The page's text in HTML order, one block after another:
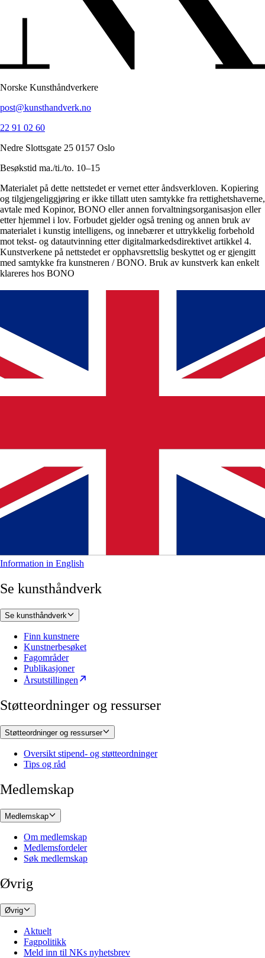
Norske Kunsthåndverkere
post@kunsthandverk.no
22 91 02 60
Nedre Slottsgate 25 0157 Oslo
Besøkstid ma./ti./to. 10–15
Materialet på dette nettstedet er vernet etter åndsverkloven. Kopiering
og tilgjengeliggjøring er ikke tillatt uten samtykke fra rettighetshaverne,
avtale med Kopinor, BONO eller annen forvaltningsorganisasjon eller
etter hjemmel i lov. Forbudet gjelder også trening og annen bruk av
materialet i kunstig intelligens, og innebærer et uttrykkelig forbehold
mot tekst- og datautvinning etter digitalmarkedsdirektivet artikkel 4.
Kunstverkene på nettstedet er opphavsrettslig beskyttet og er gjengitt
med samtykke fra kunstneren / BONO. Bruk av kunstverk kan enkelt
klareres hos BONO
Information in English
Se kunsthåndverk
Se kunsthåndverk
Finn kunstnere
Kunstnerbesøket
Fagområder
Publikasjoner
Årsutstillingen
Støtteordninger og ressurser
Støtteordninger og ressurser
Oversikt stipend- og støtteordninger
Tips og råd
Medlemskap
Medlemskap
Om medlemskap
Medlemsfordeler
Søk medlemskap
Øvrig
Øvrig
Aktuelt
Fagpolitikk
Meld inn til NKs nyhetsbrev